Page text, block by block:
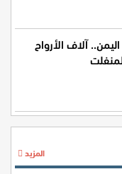
آلاف الأرواح
المزيد